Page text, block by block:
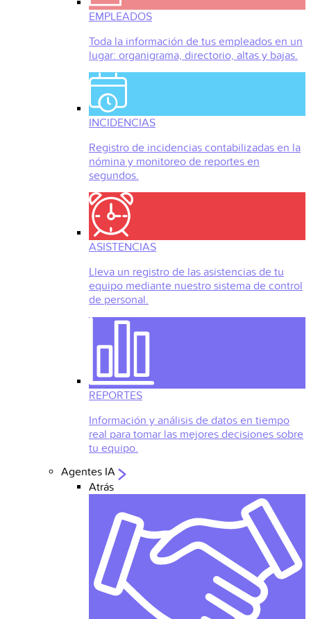
EMPLEADOS
Toda la información de tus empleados en un
lugar: organigrama, directorio, altas y bajas.
INCIDENCIAS
Registro de incidencias contabilizadas en la
nómina y monitoreo de reportes en
segundos.
ASISTENCIAS
Lleva un registro de las asistencias de tu
equipo mediante nuestro sistema de control
de personal.
REPORTES
Información y análisis de datos en tiempo
real para tomar las mejores decisiones sobre
tu equipo.
Agentes IA
Atrás